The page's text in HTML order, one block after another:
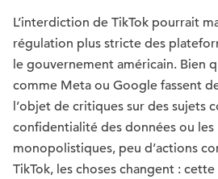
L’interdiction de TikTok pourrait
régulation plus stricte des
le gouvernement américain. Bien
comme Meta ou Google fassent
l’objet de critiques sur des sujets
confidentialité des données ou
monopolistiques, peu d’actions
TikTok, les choses changent :